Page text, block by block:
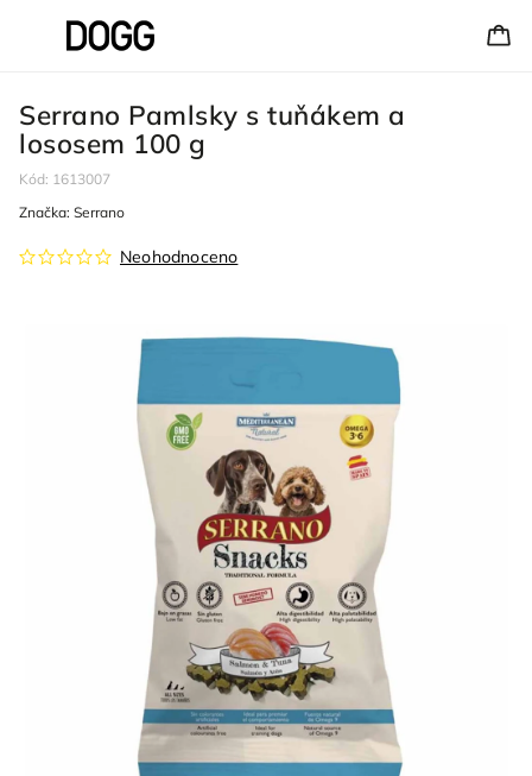
Serrano Pamlsky s tuňákem a
lososem 100 g
Kód: 1613007
Neohodnoceno
Značka: Serrano